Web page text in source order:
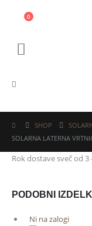
0
SHOP
SOLARNA LATERNA
Rok dostave sveč od
PODOBNI IZDELKI
Ni na zalogi